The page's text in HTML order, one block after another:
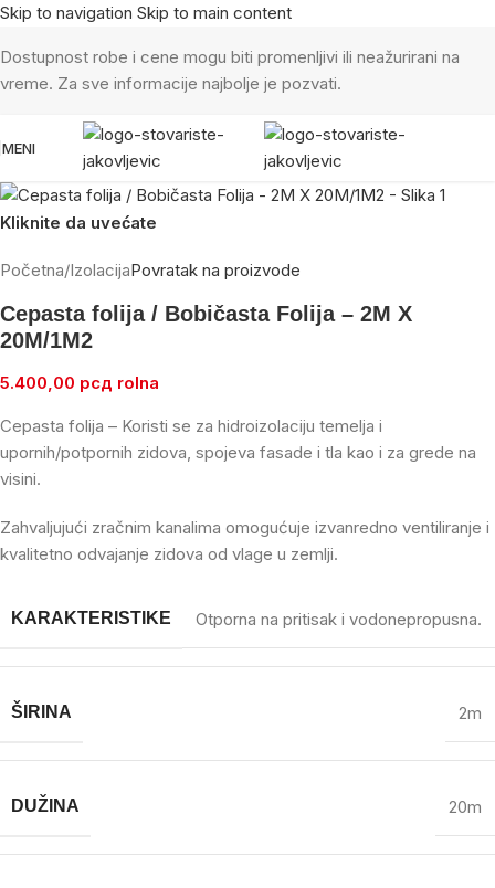
Skip to navigation Skip to main content
Dostupnost robe i cene mogu biti promenljivi ili neažurirani na
vreme. Za sve informacije najbolje je pozvati.
MENI
Kliknite da uvećate
Početna/IzolacijaPovratak na proizvode
Cepasta folija / Bobičasta Folija – 2M X
20M/1M2
5.400,00 рсд rolna
Cepasta folija – Koristi se za hidroizolaciju temelja i
upornih/potpornih zidova, spojeva fasade i tla kao i za grede na
visini.
Zahvaljujući zračnim kanalima omogućuje izvanredno ventiliranje i
kvalitetno odvajanje zidova od vlage u zemlji.
KARAKTERISTIKE Otporna na pritisak i vodonepropusna.
ŠIRINA 2m
DUŽINA 20m